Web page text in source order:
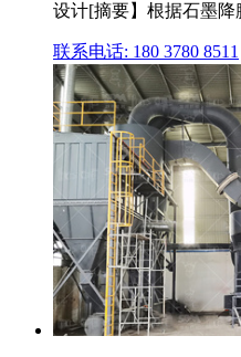
设计[摘要】根据石墨降
联系电话: 180 3780 8511